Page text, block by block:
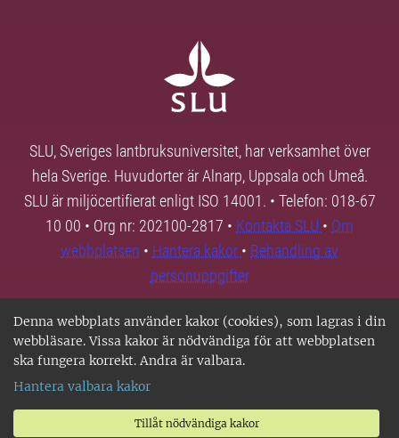
Denna webbplats använder kakor (cookies), som lagras i din
webbläsare. Vissa kakor är nödvändiga för att webbplatsen
ska fungera korrekt. Andra är valbara.
Hantera valbara kakor
Tillåt nödvändiga kakor
SLU, Sveriges lantbruksuniversitet, har verksamhet över
hela Sverige. Huvudorter är Alnarp, Uppsala och Umeå.
SLU är miljöcertifierat enligt ISO 14001. • Telefon: 018-67
10 00 • Org nr: 202100-2817 • Kontakta SLU • Om
webbplatsen • Hantera kakor • Behandling av
personuppgifter